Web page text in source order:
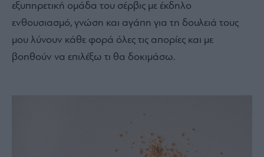
εξυπηρετική ομάδα του σέρβις με έκδηλο
ενθουσιασμό, γνώση και αγάπη για τη δουλειά τους
μου λύνουν κάθε φορά όλες τις απορίες και με
βοηθούν να επιλέξω τι θα δοκιμάσω.